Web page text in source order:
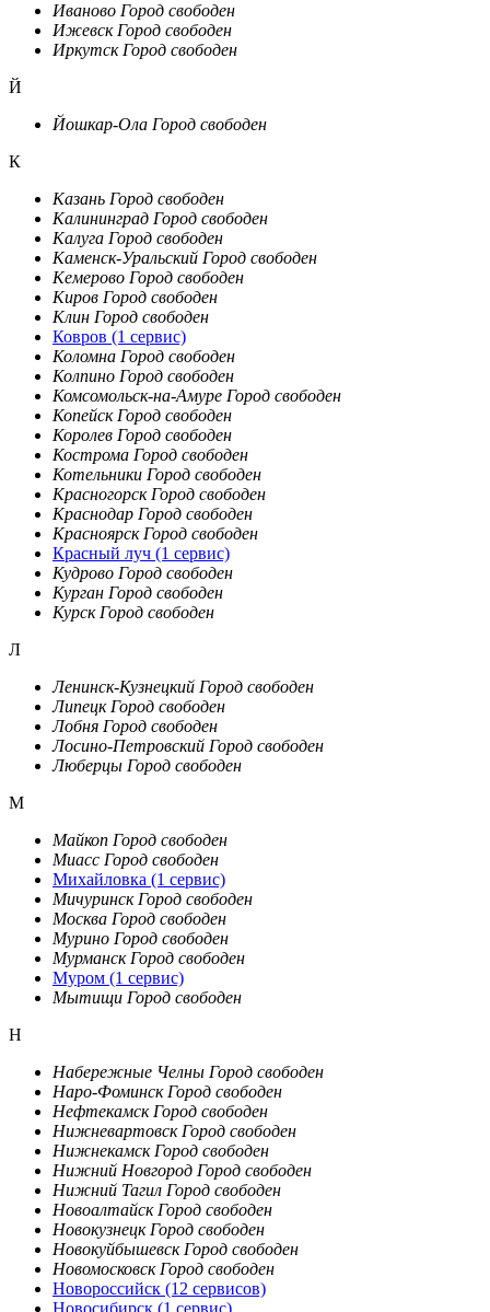
Иваново Город свободен
Ижевск Город свободен
Иркутск Город свободен
Й
Йошкар-Ола Город свободен
К
Казань Город свободен
Калининград Город свободен
Калуга Город свободен
Каменск-Уральский Город свободен
Кемерово Город свободен
Киров Город свободен
Клин Город свободен
Ковров (1 сервис)
Коломна Город свободен
Колпино Город свободен
Комсомольск-на-Амуре Город свободен
Копейск Город свободен
Королев Город свободен
Кострома Город свободен
Котельники Город свободен
Красногорск Город свободен
Краснодар Город свободен
Красноярск Город свободен
Красный луч (1 сервис)
Кудрово Город свободен
Курган Город свободен
Курск Город свободен
Л
Ленинск-Кузнецкий Город свободен
Липецк Город свободен
Лобня Город свободен
Лосино-Петровский Город свободен
Люберцы Город свободен
М
Майкоп Город свободен
Миасс Город свободен
Михайловка (1 сервис)
Мичуринск Город свободен
Москва Город свободен
Мурино Город свободен
Мурманск Город свободен
Муром (1 сервис)
Мытищи Город свободен
Н
Набережные Челны Город свободен
Наро-Фоминск Город свободен
Нефтекамск Город свободен
Нижневартовск Город свободен
Нижнекамск Город свободен
Нижний Новгород Город свободен
Нижний Тагил Город свободен
Новоалтайск Город свободен
Новокузнецк Город свободен
Новокуйбышевск Город свободен
Новомосковск Город свободен
Новороссийск (12 сервисов)